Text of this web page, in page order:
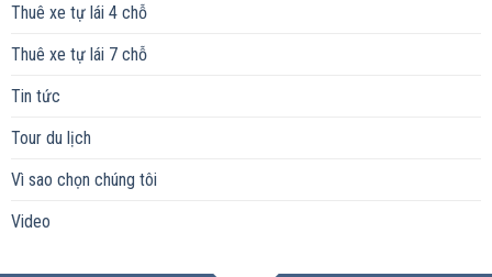
Thuê xe tự lái 4 chỗ
Thuê xe tự lái 7 chỗ
Tin tức
Tour du lịch
Vì sao chọn chúng tôi
Video